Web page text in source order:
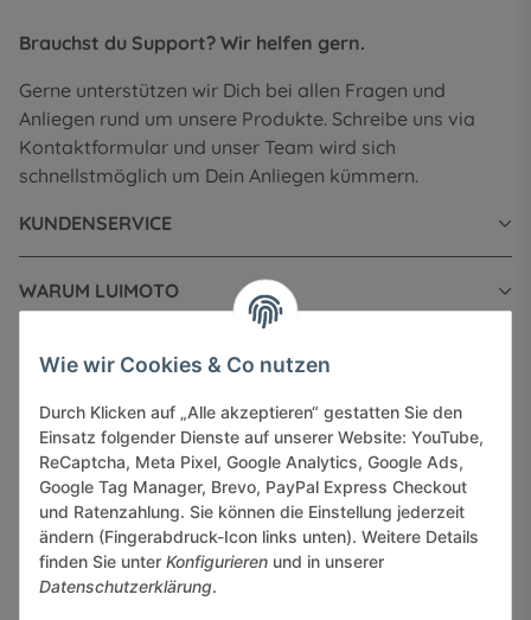
Brauchst du Support? Wir helfen gern.
Gerne unterstützen wir Dich bei allen Fragen und
Anliegen rund um unsere Produkte. Schreibe uns via
Kontaktformular und unser Team wird sich
schnellstmöglich um Dein Anliegen kümmern.
KUNDENSERVICE
WARUM LUIMOTO
INFORMATIONEN
GESETZLICHE INFORMATIONEN
Sicher bezahlen via:
Wie wir Cookies & Co nutzen
Durch Klicken auf „Alle akzeptieren“ gestatten Sie den
Einsatz folgender Dienste auf unserer Website: YouTube,
ReCaptcha, Meta Pixel, Google Analytics, Google Ads,
Google Tag Manager, Brevo, PayPal Express Checkout
und Ratenzahlung. Sie können die Einstellung jederzeit
ändern (Fingerabdruck-Icon links unten). Weitere Details
finden Sie unter Konfigurieren und in unserer
Datenschutzerklärung.